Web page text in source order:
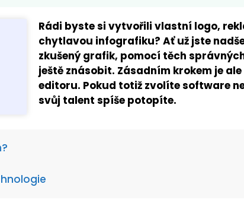
Rádi byste si vytvořili vlastní logo,
chytlavou infografiku? Ať už jste
zkušený grafik, pomocí těch
ještě znásobit. Zásadním krokem je
editoru. Pokud totiž zvolíte software
svůj talent spíše potopíte.